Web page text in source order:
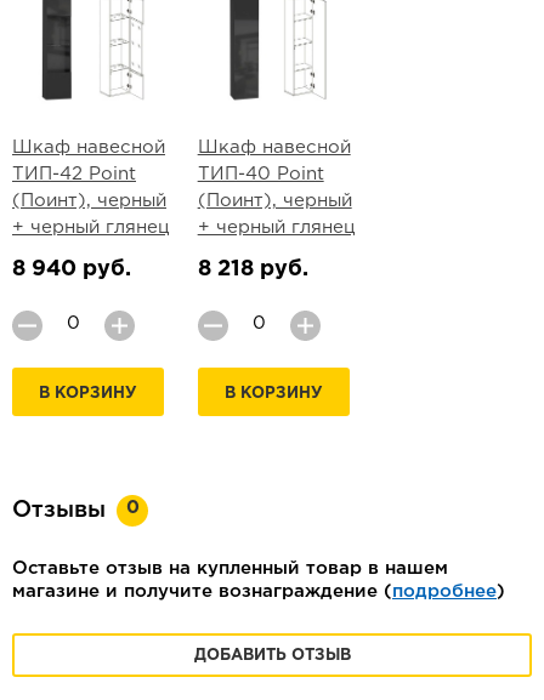
Шкаф навесной
ТИП-42 Point
(Поинт), черный
+ черный глянец
8 940 руб.
В КОРЗИНУ
Шкаф навесной
ТИП-40 Point
(Поинт), черный
+ черный глянец
8 218 руб.
В КОРЗИНУ
Отзывы 0
Оставьте отзыв на купленный товар в нашем
магазине и получите вознаграждение (подробнее)
ДОБАВИТЬ ОТЗЫВ